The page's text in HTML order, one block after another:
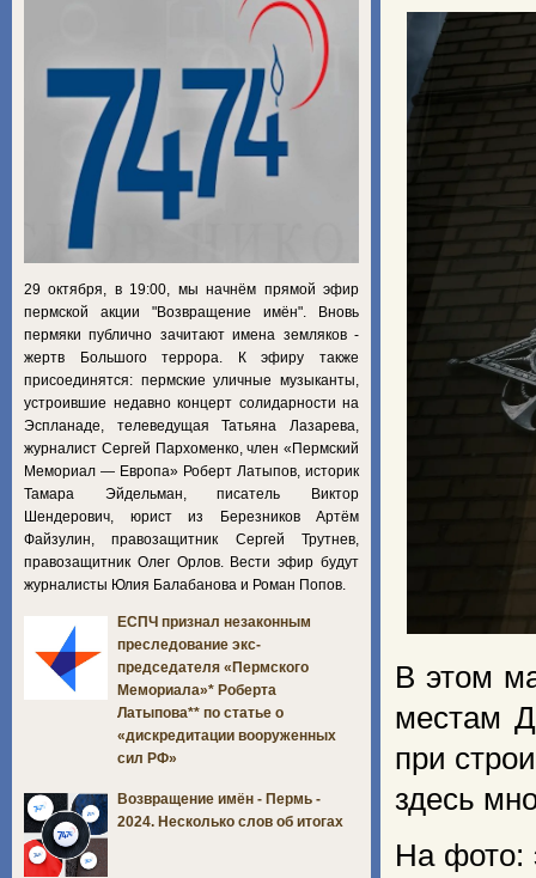
В этом
местам
при
здесь
На фото:
29 октября, в 19:00, мы начнём прямой эфир
пермской акции "Возвращение имён". Вновь
пермяки публично зачитают имена земляков -
жертв Большого террора. К эфиру также
присоединятся: пермские уличные музыканты,
устроившие недавно концерт солидарности на
Эспланаде, телеведущая Татьяна Лазарева,
журналист Сергей Пархоменко, член «Пермский
Мемориал — Европа» Роберт Латыпов, историк
Тамара Эйдельман, писатель Виктор
Шендерович, юрист из Березников Артём
Файзулин, правозащитник Сергей Трутнев,
правозащитник Олег Орлов. Вести эфир будут
журналисты Юлия Балабанова и Роман Попов.
ЕСПЧ признал незаконным
преследование экс-
председателя «Пермского
Мемориала»* Роберта
Латыпова** по статье о
«дискредитации вооруженных
сил РФ»
Возвращение имён - Пермь -
2024. Несколько слов об итогах